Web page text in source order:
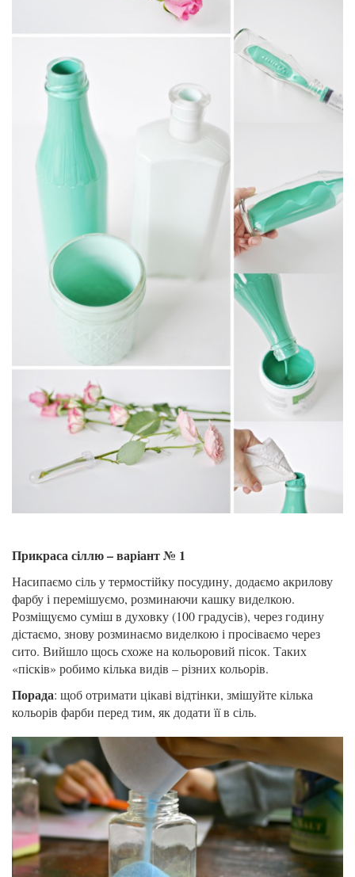
Прикраса сіллю – варіант № 1
Насипаємо сіль у термостійку посудину, додаємо акрилову
фарбу і перемішуємо, розминаючи кашку виделкою.
Розміщуємо суміш в духовку (100 градусів), через годину
дістаємо, знову розминаємо виделкою і просіваємо через
сито. Вийшло щось схоже на кольоровий пісок. Таких
«пісків» робимо кілька видів – різних кольорів.
Порада: щоб отримати цікаві відтінки, змішуйте кілька
кольорів фарби перед тим, як додати її в сіль.